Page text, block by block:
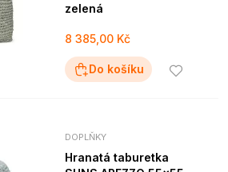
zelená
8 385,00 Kč
Do košíku
DOPLŇKY
Hranatá taburetka